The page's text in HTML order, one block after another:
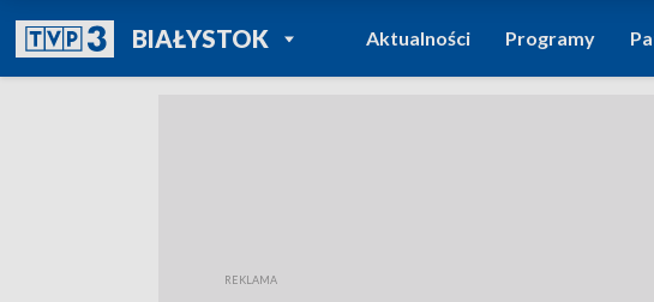
BIAŁYSTOKPOWRÓT DO
TVP REGIONY
Aktualności Programy